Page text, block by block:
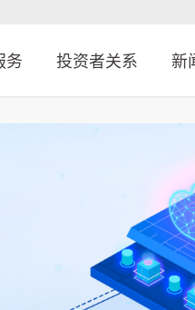
务 投资者关系 新